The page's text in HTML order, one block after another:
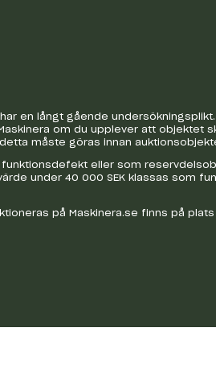
en långt gående
om du upplever att objektet
måste göras innan
eller som
under 40 000 SEK klassas som
på Maskinera.se finns på plats